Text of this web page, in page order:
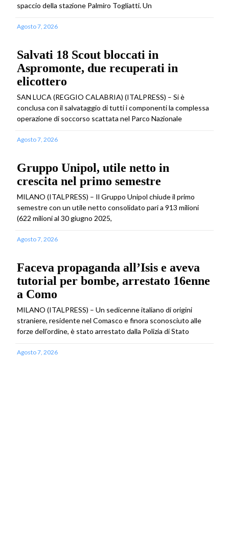
spaccio della stazione Palmiro Togliatti. Un
Agosto 7, 2026
Salvati 18 Scout bloccati in
Aspromonte, due recuperati in
elicottero
SAN LUCA (REGGIO CALABRIA) (ITALPRESS) – Si è
conclusa con il salvataggio di tutti i componenti la complessa
operazione di soccorso scattata nel Parco Nazionale
Agosto 7, 2026
Gruppo Unipol, utile netto in
crescita nel primo semestre
MILANO (ITALPRESS) – Il Gruppo Unipol chiude il primo
semestre con un utile netto consolidato pari a 913 milioni
(622 milioni al 30 giugno 2025,
Agosto 7, 2026
Faceva propaganda all’Isis e aveva
tutorial per bombe, arrestato 16enne
a Como
MILANO (ITALPRESS) – Un sedicenne italiano di origini
straniere, residente nel Comasco e finora sconosciuto alle
forze dell’ordine, è stato arrestato dalla Polizia di Stato
Agosto 7, 2026